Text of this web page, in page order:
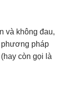
và không đau,
phương pháp
còn gọi là